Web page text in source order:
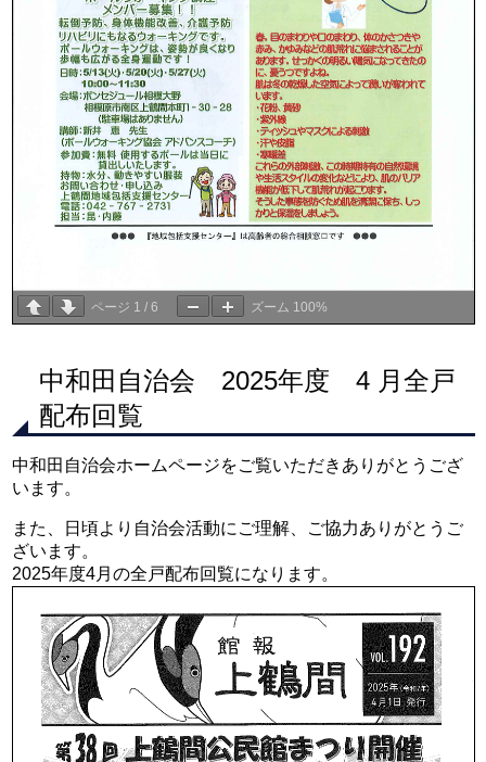
ページ 1 /6 ズーム 100%
中和田自治会 2025年度 4 月全戸
配布回覧
中和田自治会ホームページをご覧いただきありがとうござ
います。
また、日頃より自治会活動にご理解、ご協力ありがとうご
ざいます。
2025年度4月の全戸配布回覧になります。